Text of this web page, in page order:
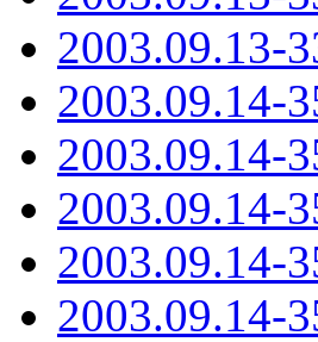
2003.09.13-
2003.09.14-
2003.09.14-
2003.09.14-
2003.09.14-
2003.09.14-